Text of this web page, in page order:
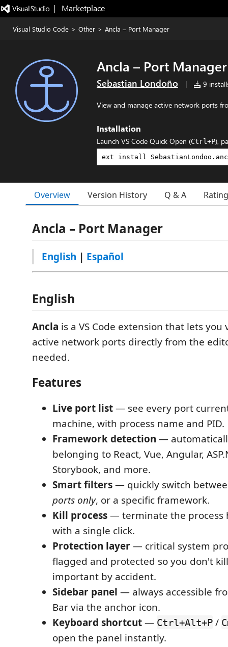
|   Marketplace
Visual Studio Code > Other > Ancla – Port Manager
Ancla – Port Manager
Sebastian Londoño | 9
View and manage active network ports
Installation
Launch VS Code Quick Open (Ctrl+P),
Overview Version History Q & A
Ancla – Port Manager
English | Español
English
Ancla is a VS Code extension that lets
active network ports directly from the
needed.
Features
Live port list— see every port
machine, with process name and PID.
Framework detection —
belonging to React, Vue, Angular,
Storybook, and more.
Smart filters— quickly switch
ports only, or a specific framework.
Kill process— terminate the process
with a single click.
Protection layer— critical system
flagged and protected so you don't
important by accident.
Sidebar panel — always accessible
Bar via the anchor icon.
Keyboard shortcut— Ctrl+Alt+P /
open the panel instantly.